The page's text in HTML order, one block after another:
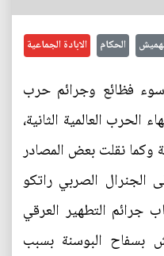
الحكام الابادة الجماعية
فظائع وجرائم حرب
الحرب العالمية الثانية،
وكما نقلت بعض المصادر
الجنرال الصربي راتكو
جرائم التطهير العرقي
بسفاح البوسنة بسبب